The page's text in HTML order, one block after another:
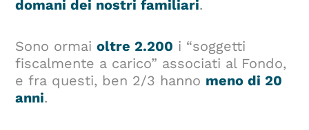
domani dei nostri familiari.
Sono ormaioltre 2.200 i “soggetti
fiscalmente a carico” associati al Fondo,
e fra questi, ben 2/3 hanno meno di 20
anni.